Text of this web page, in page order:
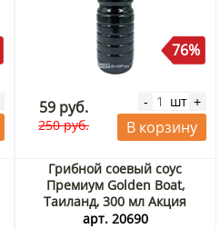
76%
59 руб.
250 руб.
- шт +
В корзину
Грибной соевый соус
Премиум Golden Boat,
Таиланд, 300 мл Акция
арт. 20690